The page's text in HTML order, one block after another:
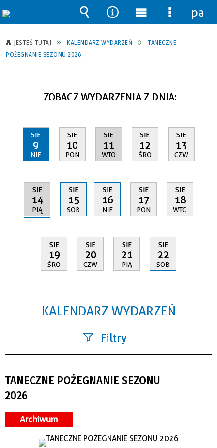
JESTEŚ TUTAJ KALENDARZ WYDARZEŃ
TANECZNE
POŻEGNANIE SEZONU 2026
ZOBACZ WYDARZENIA Z DNIA:
SIE
9
NIE
SIE
10
PON
SIE
11
WTO
SIE
12
ŚRO
SIE
13
CZW
SIE
14
PIĄ
SIE
15
SOB
SIE
16
NIE
SIE
17
PON
SIE
18
WTO
SIE
19
ŚRO
SIE
20
CZW
SIE
21
PIĄ
SIE
22
SOB
KALENDARZ WYDARZEŃ
Filtry
Kategoria
Miejsce
TANECZNE POŻEGNANIE SEZONU
2026
Archiwum
Wyszukiwarka
Narzędzia
Menu
główne
Menu